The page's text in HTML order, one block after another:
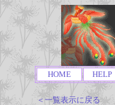
HOME HELP
＜一覧表示に戻る